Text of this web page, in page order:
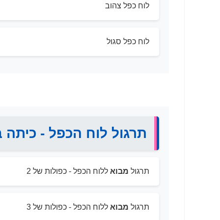
לוח כפל צהוב
לוח כפל סגול
תרגול לוח הכפל - כיתה
תרגול מבוא ללוח הכפל - כפולות של 2
תרגול מבוא ללוח הכפל - כפולות של 3